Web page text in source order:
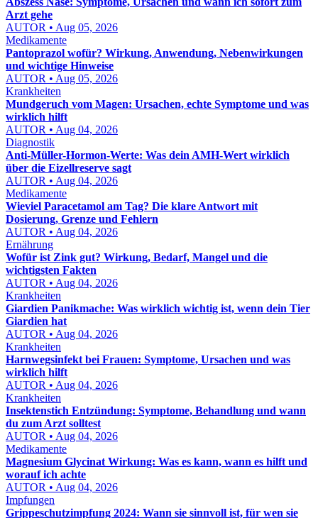
Arzt gehe
AUTOR • Aug 05, 2026
Medikamente
Pantoprazol wofür? Wirkung, Anwendung, Nebenwirkungen
und wichtige Hinweise
AUTOR • Aug 05, 2026
Krankheiten
Mundgeruch vom Magen: Ursachen, echte Symptome und was
wirklich hilft
AUTOR • Aug 04, 2026
Diagnostik
Anti-Müller-Hormon-Werte: Was dein AMH-Wert wirklich
über die Eizellreserve sagt
AUTOR • Aug 04, 2026
Medikamente
Wieviel Paracetamol am Tag? Die klare Antwort mit
Dosierung, Grenze und Fehlern
AUTOR • Aug 04, 2026
Ernährung
Wofür ist Zink gut? Wirkung, Bedarf, Mangel und die
wichtigsten Fakten
AUTOR • Aug 04, 2026
Krankheiten
Giardien Panikmache: Was wirklich wichtig ist, wenn dein Tier
Giardien hat
AUTOR • Aug 04, 2026
Krankheiten
Harnwegsinfekt bei Frauen: Symptome, Ursachen und was
wirklich hilft
AUTOR • Aug 04, 2026
Krankheiten
Insektenstich Entzündung: Symptome, Behandlung und wann
du zum Arzt solltest
AUTOR • Aug 04, 2026
Medikamente
Magnesium Glycinat Wirkung: Was es kann, wann es hilft und
worauf ich achte
AUTOR • Aug 04, 2026
Impfungen
Grippeschutzimpfung 2024: Wann sie sinnvoll ist, für wen sie